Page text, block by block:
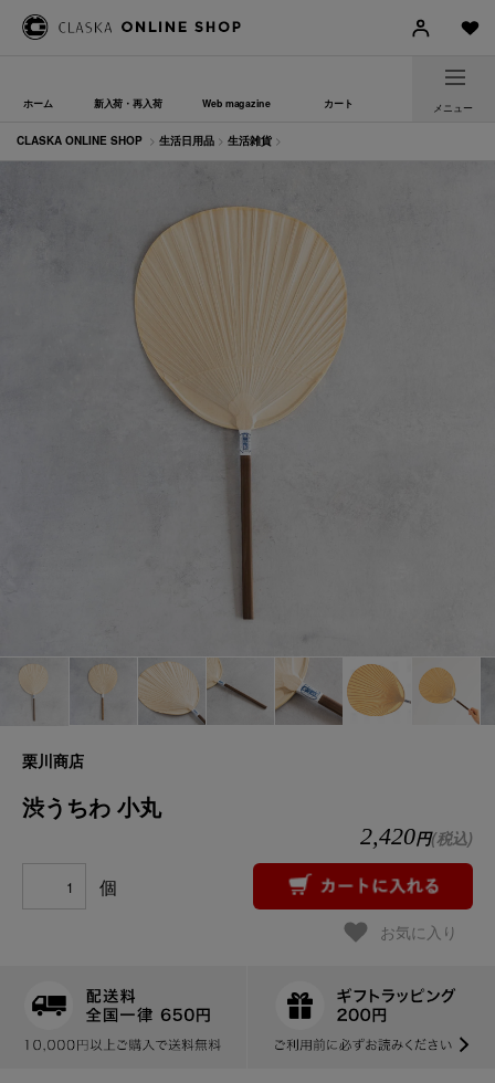
ホーム 新入荷・再入荷 Web magazine カート メニュー
CLASKA ONLINE SHOP > 生活日用品 > 生活雑貨 >
栗川商店
渋うちわ 小丸
2,420円(税込)
個
お気に入り